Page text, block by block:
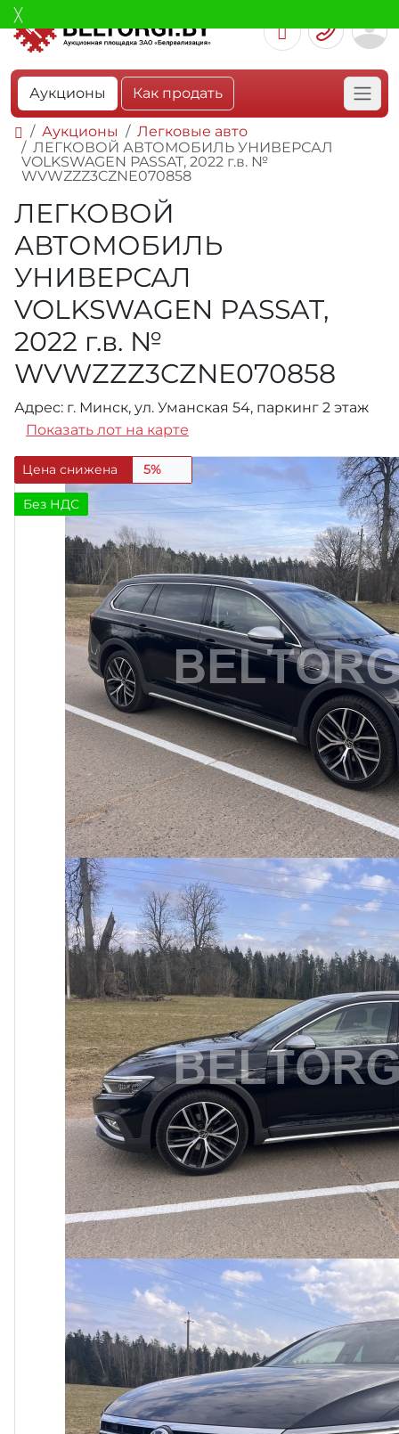
Аукционы Как продать
Аукционы
Легковые авто
ЛЕГКОВОЙ АВТОМОБИЛЬ УНИВЕРСАЛ
VOLKSWAGEN PASSAT, 2022 г.в. №
WVWZZZ3CZNE070858
ЛЕГКОВОЙ
АВТОМОБИЛЬ
УНИВЕРСАЛ
VOLKSWAGEN PASSAT,
2022 г.в. №
WVWZZZ3CZNE070858
Адрес: г. Минск, ул. Уманская 54, паркинг 2 этаж
Показать лот на карте
Цена снижена 5%
Без НДС